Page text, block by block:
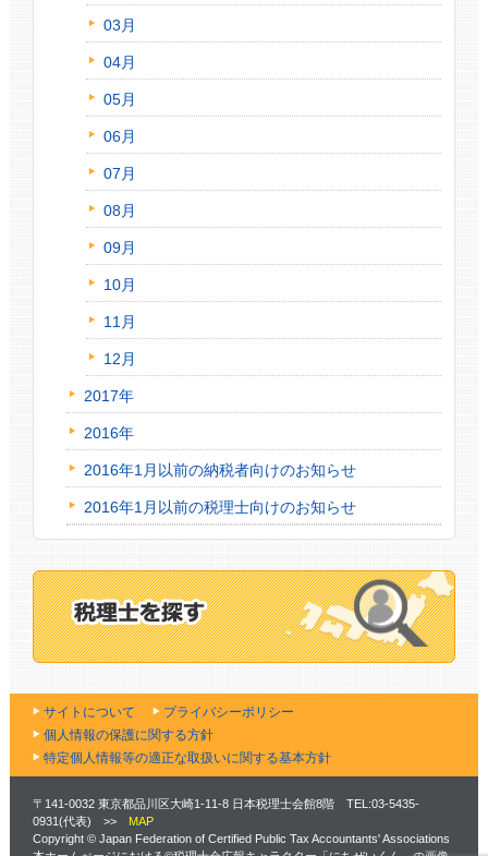
03月
04月
05月
06月
07月
08月
09月
10月
11月
12月
2017年
2016年
2016年1月以前の納税者向けのお知らせ
2016年1月以前の税理士向けのお知らせ
サイトについて
プライバシーポリシー
個人情報の保護に関する方針
特定個人情報等の適正な取扱いに関する基本方針
〒141-0032 東京都品川区大崎1-11-8 日本税理士会館8階 TEL:03-5435-
0931(代表) >> MAP
Copyright © Japan Federation of Certified Public Tax Accountants' Associations